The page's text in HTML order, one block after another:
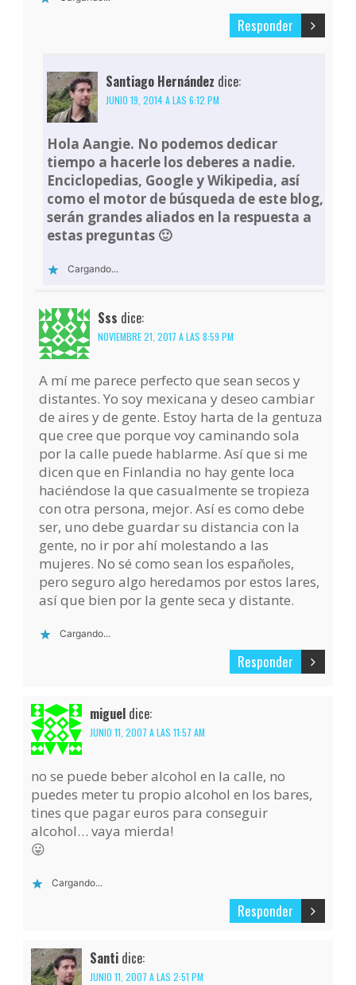
Responder
Santiago Hernández dice:
JUNIO 19, 2014 A LAS 6:12 PM
Hola Aangie. No podemos dedicar
tiempo a hacerle los deberes a nadie.
Enciclopedias, Google y Wikipedia, así
como el motor de búsqueda de este blog,
serán grandes aliados en la respuesta a
estas preguntas 🙂
Cargando...
Sss dice:
NOVIEMBRE 21, 2017 A LAS 8:59 PM
A mí me parece perfecto que sean secos y
distantes. Yo soy mexicana y deseo cambiar
de aires y de gente. Estoy harta de la gentuza
que cree que porque voy caminando sola
por la calle puede hablarme. Así que si me
dicen que en Finlandia no hay gente loca
haciéndose la que casualmente se tropieza
con otra persona, mejor. Así es como debe
ser, uno debe guardar su distancia con la
gente, no ir por ahí molestando a las
mujeres. No sé como sean los españoles,
pero seguro algo heredamos por estos lares,
así que bien por la gente seca y distante.
Cargando...
Responder
miguel dice:
JUNIO 11, 2007 A LAS 11:57 AM
no se puede beber alcohol en la calle, no
puedes meter tu propio alcohol en los bares,
tines que pagar euros para conseguir
alcohol… vaya mierda!
😛
Cargando...
Responder
Santi dice:
JUNIO 11, 2007 A LAS 2:51 PM